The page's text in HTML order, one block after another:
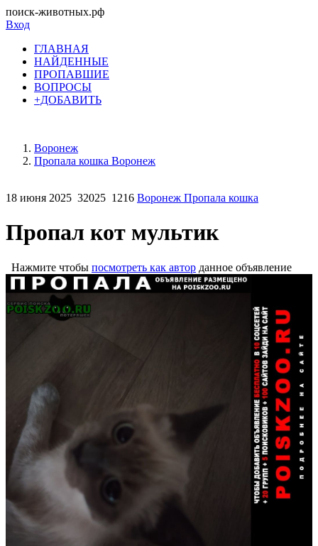
поиск-животных.рф
Вход
ГЛАВНАЯ
НАЙДЕННЫЕ
ПРОПАВШИЕ
ВОПРОСЫ
+ДОБАВИТЬ
Воронеж
Пропала кошка Воронеж
18 июня 2025 32025 1216 Воронеж Пропала кошка
Пропал кот мультик
Нажмите чтобы посмотреть как автор данное объявление